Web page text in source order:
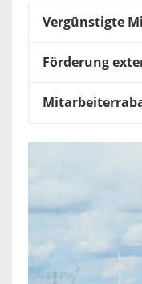
Vergünstigte